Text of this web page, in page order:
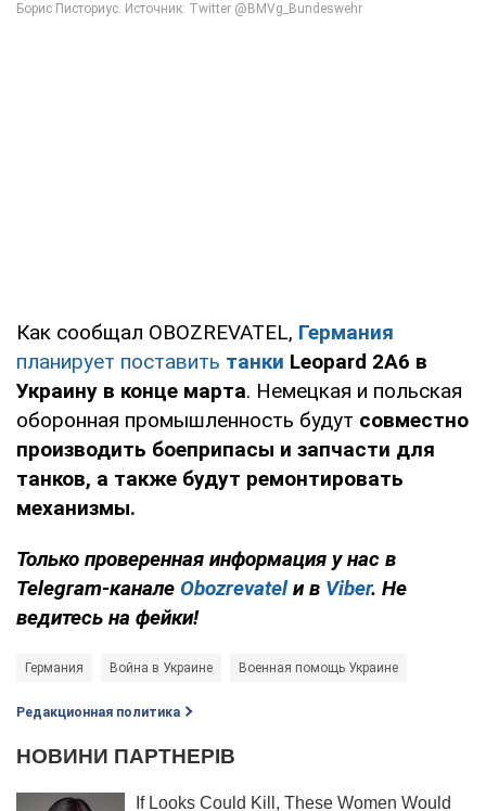
Как сообщал OBOZREVATEL, Германия
планирует поставить танки Leopard 2A6 в
Украину в конце марта. Немецкая и польская
оборонная промышленность будут совместно
производить боеприпасы и запчасти для
танков, а также будут ремонтировать
механизмы.
Только проверенная информация у нас в
Telegram-канале Obozrevatelи в Viber. Не
ведитесь на фейки!
Германия Война в Украине Военная помощь Украине
Редакционная политика